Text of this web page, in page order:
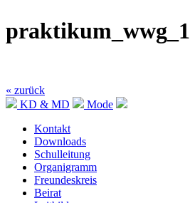
praktikum_wwg_1
« zurück
KD & MD
Mode
Kontakt
Downloads
Schulleitung
Organigramm
Freundeskreis
Beirat